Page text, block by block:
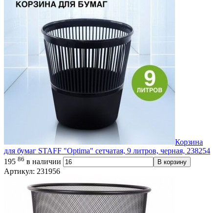
Корзина
для бумаг STAFF "Optima" сетчатая, 9 литров, черная, 238254
195 86 в наличии В корзину
Артикул: 231956